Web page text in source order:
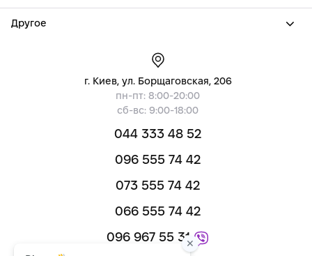
Другое
г. Киев, ул. Борщаговская, 206
пн-пт: 8:00-20:00
сб-вс: 9:00-18:00
044 333 48 52
096 555 74 42
073 555 74 42
066 555 74 42
096 967 55 31